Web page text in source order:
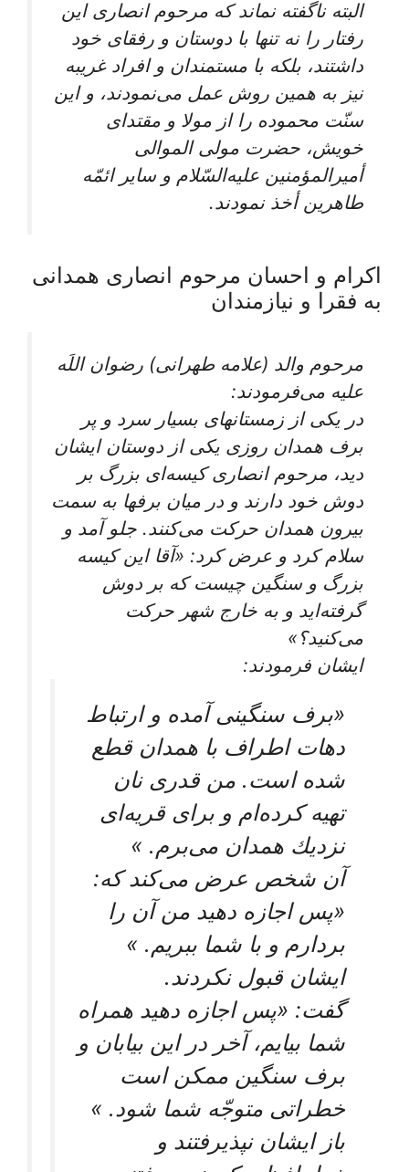
البته ناگفته نماند كه مرحوم انصارى اين
رفتار را نه تنها با دوستان و رفقاى خود
داشتند، بلكه با مستمندان و افراد غريبه
نيز به همين روش عمل می‌‏نمودند، و اين
سنّت محموده را از مولا و مقتداى
خويش، حضرت مولى الموالى
أميرالمؤمنين عليه‌‏السّلام و ساير ائمّه
طاهرين أخذ نمودند.
اكرام و احسان مرحوم انصارى همدانى
به فقرا و نيازمندان‏
مرحوم والد (علامه طهرانی) رضوان اللَه
عليه می‌‏فرمودند:
در يكى از زمستان‏هاى بسيار سرد و پر
برف همدان روزى يكى از دوستان ايشان
ديد، مرحوم انصارى كيسه‌‏اى بزرگ بر
دوش خود دارند و در ميان برف‏ها به سمت
بيرون همدان حركت می‌‏كنند. جلو آمد و
سلام كرد و عرض كرد: «آقا اين كيسه
بزرگ و سنگين چيست كه بر دوش
گرفته‌‏ايد و به خارج شهر حركت
می‌‏كنيد؟»
ايشان فرمودند:
«برف سنگينى آمده و ارتباط
دهات اطراف با همدان قطع
شده است. من قدرى نان
تهيه كرده‌‏ام و براى قريه‏‌اى
نزديك همدان می‌‏برم. »
آن شخص عرض می‌‏كند كه:
«پس اجازه دهيد من آن را
بردارم و با شما ببريم. »
ايشان قبول نكردند.
گفت: «پس اجازه دهيد همراه
شما بيايم، آخر در اين بيابان و
برف سنگين ممكن است
خطراتى متوجّه شما شود. »
باز ايشان نپذيرفتند و